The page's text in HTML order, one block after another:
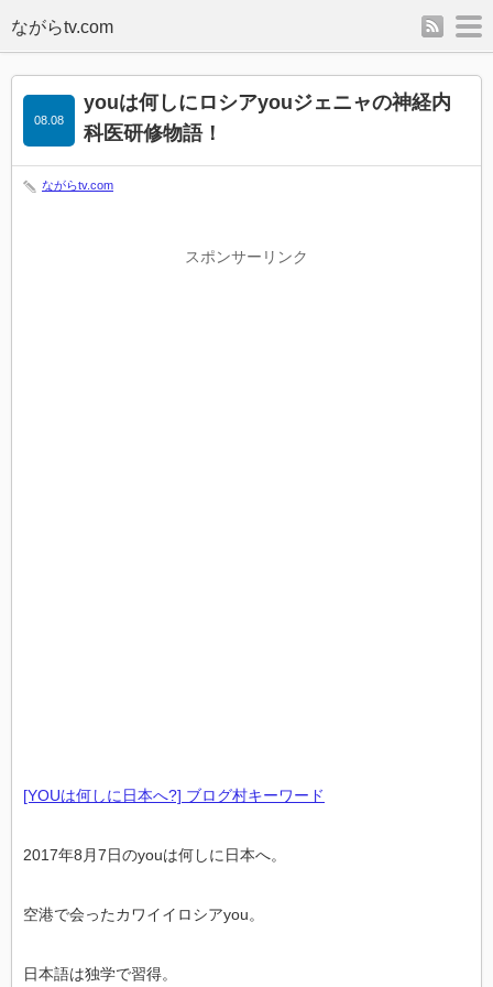
rss
youは何しにロシアyouジェニャの神経内
科医研修物語！
08.08
ながらtv.com
スポンサーリンク
[YOUは何しに日本へ?] ブログ村キーワード
2017年8月7日のyouは何しに日本へ。
空港で会ったカワイイロシアyou。
日本語は独学で習得。